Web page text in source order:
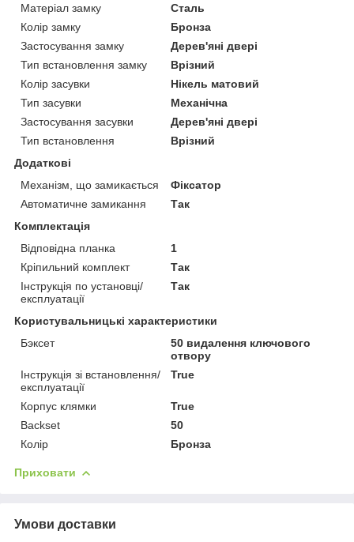
Матеріал замку
Сталь
Колір замку
Бронза
Застосування замку
Дерев'яні двері
Тип встановлення замку
Врізний
Колір засувки
Нікель матовий
Тип засувки
Механічна
Застосування засувки
Дерев'яні двері
Тип встановлення
Врізний
Додаткові
Механізм, що замикається
Фіксатор
Автоматичне замикання
Так
Комплектація
Відповідна планка
1
Кріпильний комплект
Так
Інструкція по установці/
експлуатації
Так
Користувальницькі характеристики
Бэксет
50 видалення ключового
отвору
Інструкція зі встановлення/
експлуатації
True
Корпус клямки
True
Backset
50
Колір
Бронза
Приховати
Умови доставки